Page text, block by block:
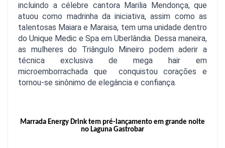
incluindo a célebre cantora Marilia Mendonça, que
atuou como madrinha da iniciativa, assim como as
talentosas Maiara e Maraisa, tem uma unidade dentro
do Unique Medic e Spa em Uberlândia. Dessa maneira,
as mulheres do Triângulo Mineiro podem aderir a
técnica exclusiva de mega hair em
microemborrachada que  conquistou corações e
tornou-se sinônimo de elegância e confiança.
Marrada Energy Drink tem pré-lançamento em grande noite
no Laguna Gastrobar